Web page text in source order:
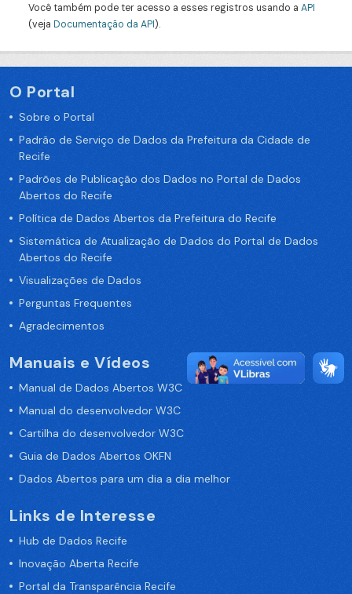
Você também pode ter acesso a esses registros usando a API
(veja Documentação da API).
O Portal
Sobre o Portal
Padrão de Serviço de Dados da Prefeitura da Cidade de
Recife
Padrões de Publicação dos Dados no Portal de Dados
Abertos do Recife
Política de Dados Abertos da Prefeitura do Recife
Sistemática de Atualização de Dados do Portal de Dados
Abertos do Recife
Visualizações de Dados
Perguntas Frequentes
Agradecimentos
Manuais e Vídeos
Manual de Dados Abertos W3C
Manual do desenvolvedor W3C
Cartilha do desenvolvedor W3C
Guia de Dados Abertos OKFN
Dados Abertos para um dia a dia melhor
Links de Interesse
Hub de Dados Recife
Inovação Aberta Recife
Portal da Transparência Recife